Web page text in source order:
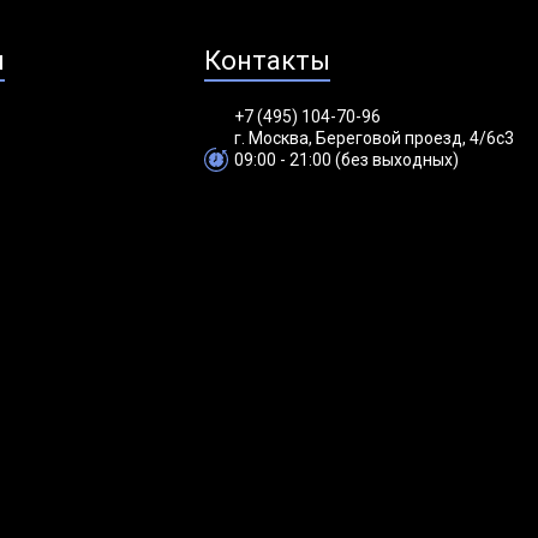
Контакты
+7 (495) 104-70-96
г. Москва, Береговой проезд, 4/6с3
09:00 - 21:00 (без выходных)